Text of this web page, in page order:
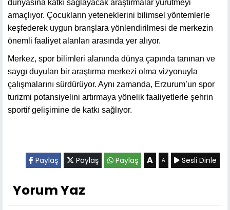
dünyasına katkı sağlayacak araştırmalar yürütmeyi
amaçlıyor. Çocukların yeteneklerini bilimsel yöntemlerle
keşfederek uygun branşlara yönlendirilmesi de merkezin
önemli faaliyet alanları arasında yer alıyor.
Merkez, spor bilimleri alanında dünya çapında tanınan ve
saygı duyulan bir araştırma merkezi olma vizyonuyla
çalışmalarını sürdürüyor. Aynı zamanda, Erzurum’un spor
turizmi potansiyelini artırmaya yönelik faaliyetlerle şehrin
sportif gelişimine de katkı sağlıyor.
Paylaş Paylaş Paylaş A A Sesli Dinle
Yorum Yaz